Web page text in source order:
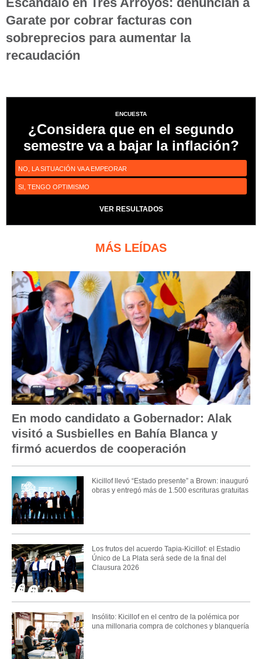
Garate por cobrar facturas con
sobreprecios para aumentar la
recaudación
ENCUESTA
¿Considera que en el segundo
semestre va a bajar la inflación?
NO, LA SITUACIÓN VA A EMPEORAR
SI, TENGO OPTIMISMO
VER RESULTADOS
MÁS LEÍDAS
En modo candidato a Gobernador: Alak
visitó a Susbielles en Bahía Blanca y
firmó acuerdos de cooperación
Kicillof llevó “Estado presente” a Brown: inauguró
obras y entregó más de 1.500 escrituras gratuitas
Los frutos del acuerdo Tapia-Kicillof: el Estadio
Único de La Plata será sede de la final del
Clausura 2026
Insólito: Kicillof en el centro de la polémica por
una millonaria compra de colchones y blanquería